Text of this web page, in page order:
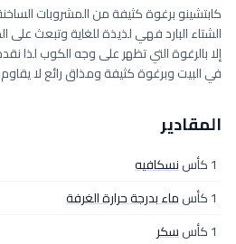
كابتشينو برغوة كثيفة من المشروبات
الشتاء البارد فهي لذيذة للغاية وتبعث على
إلا بالرغوة التي تظهر على وجه الكوب لذا
في البيت وبرغوة كثيفة ومذاق رائع لا
المقادير
1 كأس
نسكافيه
1 كأس
ماء بدرجة حرارة الغرفة
1 كأس
سكر